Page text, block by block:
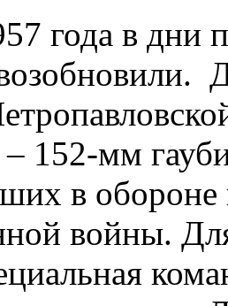
года в дни
– 152-мм
в
войны.